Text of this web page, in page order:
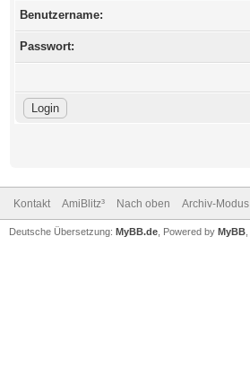
Benutzername:
Passwort:
Kontakt AmiBlitz³ Nach oben Archiv-Modus
Deutsche Übersetzung: MyBB.de , Powered by MyBB